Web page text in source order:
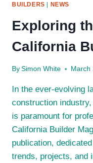
BUILDERS | NEWS
Exploring
California
By Simon White March
In the ever-evolving
construction
is paramount for
California Builder
publication,
trends, projects, and